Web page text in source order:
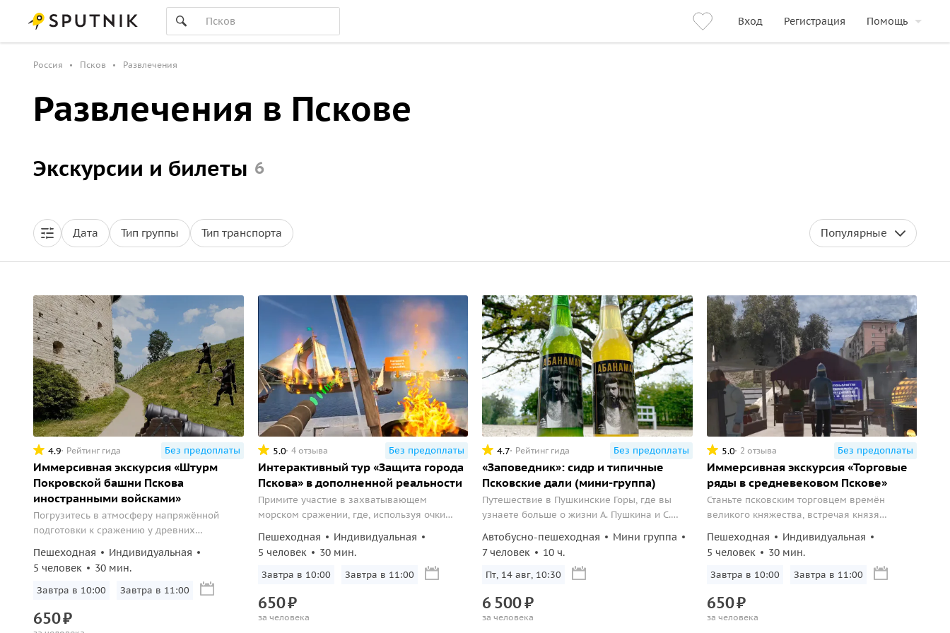
Вход Регистрация Помощь
Россия Псков Развлечения
Развлечения в Пскове
Экскурсии и билеты 6
Дата Тип группы Тип транспорта Популярные
4.9 Рейтинг гида Без предоплаты
Иммерсивная экскурсия «Штурм
Покровской башни Пскова
иностранными войсками»
Погрузитесь в атмосферу напряжённой
подготовки к сражению у древних
дополненной реальности, чтобы стать
участником исторического момента, где
прошлое оживает на ваших глазах!
Пешеходная
Индивидуальная
5 человек
30 мин.
Завтра в 10:00 Завтра в 11:00
650₽
5.0 4 отзыва Без предоплаты
Интерактивный тур «Защита города
Пскова» в дополненной реальности
Примите участие в захватывающем
морском сражении, где, используя очки
пушку на вражеские корабли и активно
меняете ход битвы!
Пешеходная
Индивидуальная
5 человек
30 мин.
Завтра в 10:00 Завтра в 11:00
650₽
за человека
4.7 Рейтинг гида Без предоплаты
«Заповедник»: сидр и типичные
Псковские дали (мини-группа)
Путешествие в Пушкинские Горы, где вы
узнаете больше о жизни А. Пушкина и С.
где продегустируете уникальную
продукцию.
Автобусно-пешеходная
Мини группа
7 человек
10 ч.
Пт, 14 авг, 10:30
6 500₽
за человека
5.0 2 отзыва Без предоплаты
Иммерсивная экскурсия «Торговые
ряды в средневековом Пскове»
Станьте псковским торговцем времён
великого княжества, встречая князя
захватывающем приключении в очках
дополненной реальности!
Пешеходная
Индивидуальная
5 человек
30 мин.
Завтра в 10:00 Завтра в 11:00
650₽
за человека